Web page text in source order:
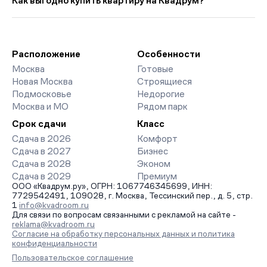
класса. На страницах ЖК доступны отзывы жильцов о
качестве строительства, интерактивный генплан корпусов,
организует просмотр и поможет одобрить ипотеку по
минимальной ставке. Чтобы зафиксировать цену, оставьте
заявку на обратный звонок.
Расположение
Москва
Новая Москва
Подмосковье
Москва и МО
Особенности
Готовые
Строящиеся
Недорогие
Рядом парк
Срок сдачи
Сдача в 2026
Сдача в 2027
Сдача в 2028
Сдача в 2029
Класс
Комфорт
Бизнес
Эконом
Премиум
ООО «Квадрум.ру», ОГРН: 1067746345699, ИНН:
7729542491, 109028, г. Москва, Тессинский пер., д. 5, стр.
1 info@kvadroom.ru
Для связи по вопросам связанными с рекламой на сайте -
reklama@kvadroom.ru
Согласие на обработку персональных данных и политика
конфиденциальности
Пользовательское соглашение